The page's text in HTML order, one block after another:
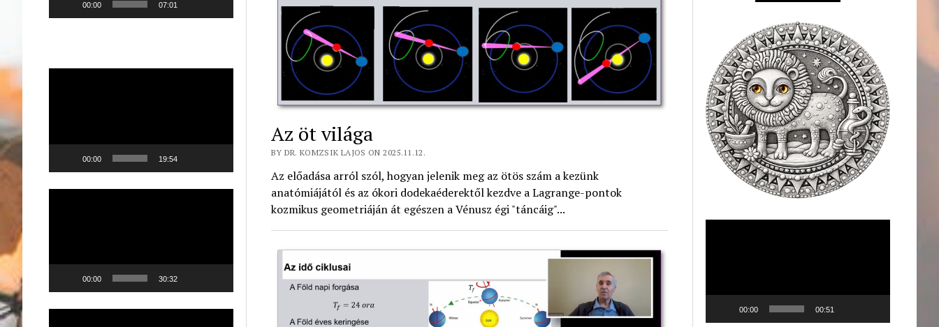
00:00 07:01
00:00 19:54
00:00 30:32
Az öt világa
BY DR. KOMZSIK LAJOS ON 2025.11.12.
Az előadása arról szól, hogyan jelenik meg az ötös szám a kezünk
anatómiájától és az ókori dodekaéderektől kezdve a Lagrange-pontok
kozmikus geometriáján át egészen a Vénusz égi "táncáig"...
00:00 00:51